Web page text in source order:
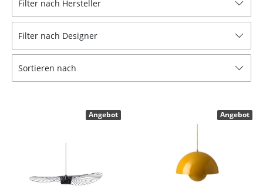
Hocker
Bänke & Liegen
Sitzsäcke
Konferenzstühle
Filter nach Hersteller
Filter nach Designer
Sortieren nach
Angebot Angebot